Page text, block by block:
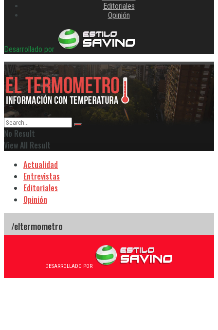
Editoriales
Opinión
Desarrollado por
No Result
View All Result
Actualidad
Entrevistas
Editoriales
Opinión
DESARROLLADO POR